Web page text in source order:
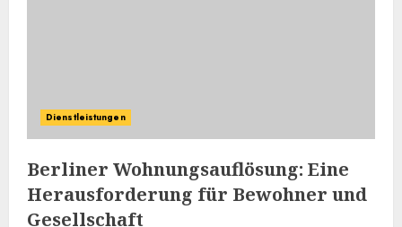
Dienstleistungen
Berliner Wohnungsauflösung: Eine
Herausforderung für Bewohner und
Gesellschaft